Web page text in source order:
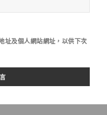
址及個人網站網址，以供下次